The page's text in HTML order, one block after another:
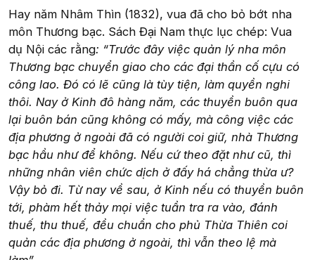
Hay năm Nhâm Thìn (1832), vua đã cho bỏ bớt nha
môn Thương bạc. Sách Đại Nam thực lục chép: Vua
dụ Nội các rằng: “Trước đây việc quản lý nha môn
Thương bạc chuyển giao cho các đại thần cố cựu có
công lao. Đó có lẽ cũng là tùy tiện, làm quyền nghi
thôi. Nay ở Kinh đô hàng năm, các thuyền buôn qua
lại buôn bán cũng không có mấy, mà công việc các
địa phương ở ngoài đã có người coi giữ, nhà Thương
bạc hầu như để không. Nếu cứ theo đặt như cũ, thì
những nhân viên chức dịch ở đấy há chẳng thừa ư?
Vậy bỏ đi. Từ nay về sau, ở Kinh nếu có thuyền buôn
tới, phàm hết thảy mọi việc tuần tra ra vào, đánh
thuế, thu thuế, đều chuẩn cho phủ Thừa Thiên coi
quản các địa phương ở ngoài, thì vẫn theo lệ mà